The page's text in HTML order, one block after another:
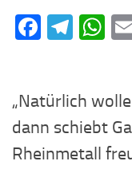
„Natürlich
dann schiebt
Rheinmetall